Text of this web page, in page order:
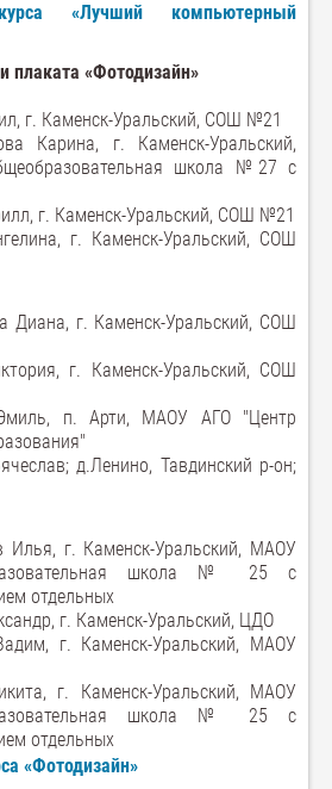
«Лучший компьютерный
плаката «Фотодизайн»
г. Каменск-Уральский, СОШ №21
Карина, г. Каменск-Уральский,
школа №27 с
г. Каменск-Уральский, СОШ №21
г. Каменск-Уральский, СОШ
Диана, г. Каменск-Уральский, СОШ
г. Каменск-Уральский, СОШ
п. Арти, МАОУ АГО "Центр
д.Ленино, Тавдинский р-он;
Илья, г. Каменск-Уральский, МАОУ
школа № 25 с
отдельных
г. Каменск-Уральский, ЦДО
г. Каменск-Уральский, МАОУ
г. Каменск-Уральский, МАОУ
школа № 25 с
отдельных
«Фотодизайн»